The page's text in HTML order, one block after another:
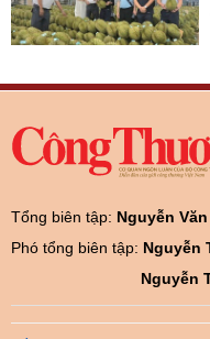
Tổng biên tập: Nguyễn
Phó tổng biên tập: Nguyễn
Nguyễn